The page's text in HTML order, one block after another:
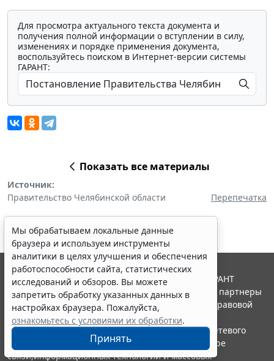
Для просмотра актуального текста документа и
получения полной информации о вступлении в силу,
изменениях и порядке применения документа,
воспользуйтесь поиском в Интернет-версии системы
ГАРАНТ:
Показать все материалы
Источник:
Правительство Челябинской области
Перепечатка
Мы обрабатываем локальные данные
браузера и используем инструменты
аналитики в целях улучшения и обеспечения
работоспособности сайта, статистических
исследований и обзоров. Вы можете
запретить обработку указанных данных в
настройках браузера. Пожалуйста,
ознакомьтесь с условиями их обработки.
Принять
© ООО "НПП "ГАРАНТ-СЕРВИС", 2026. Система ГАРАНТ
выпускается с 1990 года. Компания "Гарант" и ее партнеры
являются участниками Российской ассоциации правовой
информации ГАРАНТ.
Портал ГАРАНТ.РУ зарегистрирован в качестве сетевого
издания Федеральной службой по надзору в сфере
связи,информационных технологий и массовых